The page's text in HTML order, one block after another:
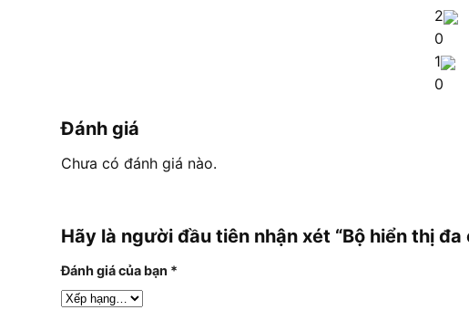
2
0
1
0
Đánh giá
Chưa có đánh giá nào.
Hãy là người đầu tiên nhận xét “Bộ hiển thị
Đánh giá của bạn *